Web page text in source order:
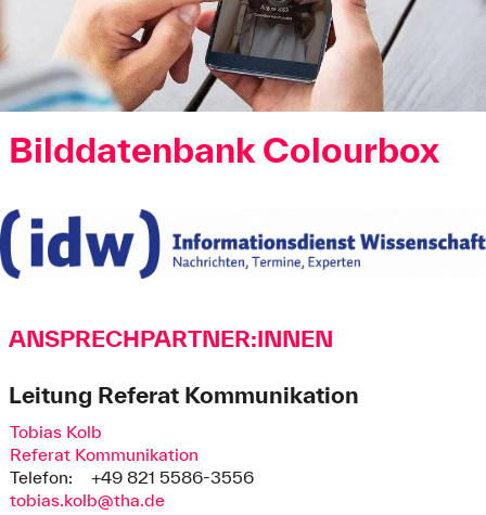
Bilddatenbank Colourbox
ANSPRECHPARTNER:INNEN
Leitung Referat Kommunikation
Tobias Kolb
Referat Kommunikation
Telefon:
+49 821 5586-3556
tobias.kolb@tha.de